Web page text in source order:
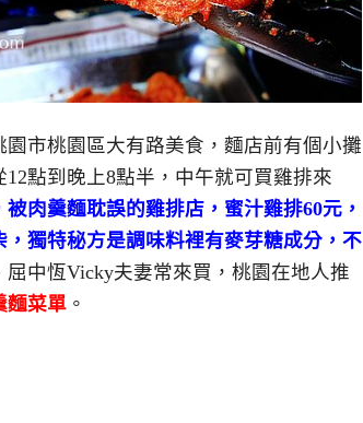
園市桃園區大有路美食，麵店前有個小攤
點到晚上8點半，中午就可買雞排來
肉羹麵耽誤的雞排店，蜜汁雞排60元，
獨特秘方是調味料裡有麥芽糖成分，不
屈中恆Vicky夫妻常來買，桃園在地人推
麵菜單 。